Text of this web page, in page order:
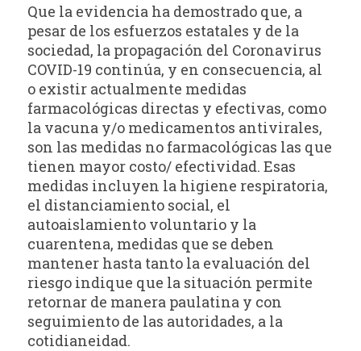
Que la evidencia ha demostrado que, a
pesar de los esfuerzos estatales y de la
sociedad, la propagación del Coronavirus
COVID-19 continúa, y en consecuencia, al
o existir actualmente medidas
farmacológicas directas y efectivas, como
la vacuna y/o medicamentos antivirales,
son las medidas no farmacológicas las que
tienen mayor costo/ efectividad. Esas
medidas incluyen la higiene respiratoria,
el distanciamiento social, el
autoaislamiento voluntario y la
cuarentena, medidas que se deben
mantener hasta tanto la evaluación del
riesgo indique que la situación permite
retornar de manera paulatina y con
seguimiento de las autoridades, a la
cotidianeidad.